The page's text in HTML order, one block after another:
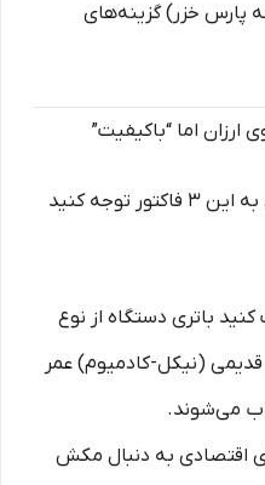
پارس خزر) گزینه‌های
هنگام خرید مدل‌های اقتصادی، به این ۳ فاکتور توجه کنید
باتری دستگاه از نوع
(نیکل-کادمیوم) عمر
می‌شوند.
اقتصادی به دنبال مکش